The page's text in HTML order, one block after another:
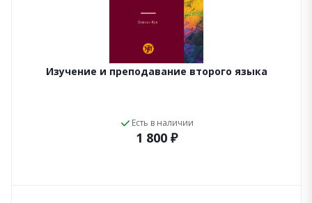
Изучение и преподавание второго языка
Есть в наличии
1 800 ₽